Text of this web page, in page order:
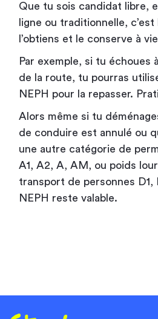
Que tu sois candidat libre,
ligne ou traditionnelle,
l’obtiens et le conserve à
Par exemple, si tu échoues
de la route, tu pourras
NEPH pour la repasser.
Alors même si tu
de conduire est annulé ou
une autre catégorie de
A1, A2, A, AM, ou poids
transport de personnes
NEPH reste valable.